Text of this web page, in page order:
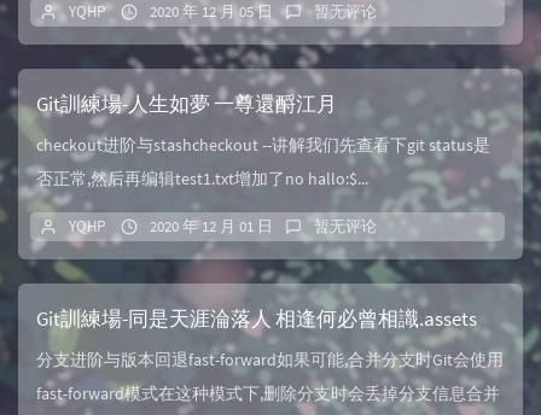
YQHP 2020 年 12 月 05 日 暂无评论
Git訓練場-人生如夢 一尊還酹江月
checkout进阶与stashcheckout --讲解我们先查看下git status是
否正常,然后再编辑test1.txt增加了no hallo:$...
YQHP 2020 年 12 月 01 日 暂无评论
Git訓練場-同是天涯淪落人 相逢何必曾相識.assets
分支进阶与版本回退fast-forward如果可能,合并分支时Git会使用
fast-forward模式在这种模式下,删除分支时会丢掉分支信息合并